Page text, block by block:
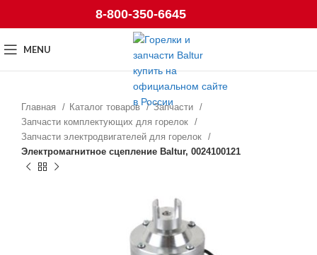
8-800-350-6645
MENU
Главная Каталог товаров
Запчасти
Запчасти комплектующих для горелок
Запчасти электродвигателей для горелок
Электромагнитное сцепление Baltur, 0024100121